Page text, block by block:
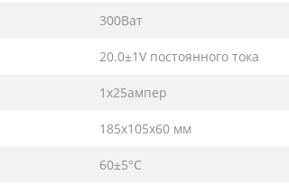
300Ват
20.0±1V постоянного тока
1x25ампер
185x105x60 мм
60±5°C